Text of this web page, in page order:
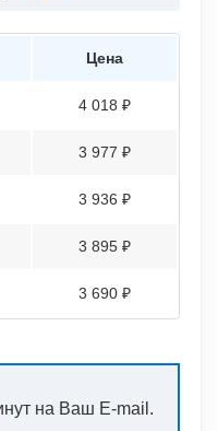
Цена
4 018 ₽
3 977 ₽
3 936 ₽
3 895 ₽
3 690 ₽
на Ваш E-mail.